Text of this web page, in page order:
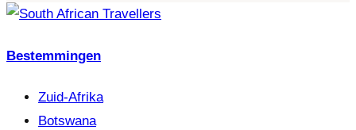
Bestemmingen
Zuid-Afrika
Botswana